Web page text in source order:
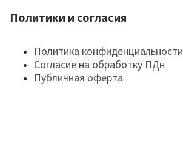
Политики и согласия
Политика конфиденциальности
Согласие на обработку ПДн
Публичная оферта